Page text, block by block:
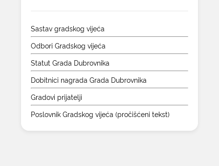
Sastav gradskog vijeća
Odbori Gradskog vijeća
Statut Grada Dubrovnika
Dobitnici nagrada Grada Dubrovnika
Gradovi prijatelji
Poslovnik Gradskog vijeća (pročišćeni tekst)